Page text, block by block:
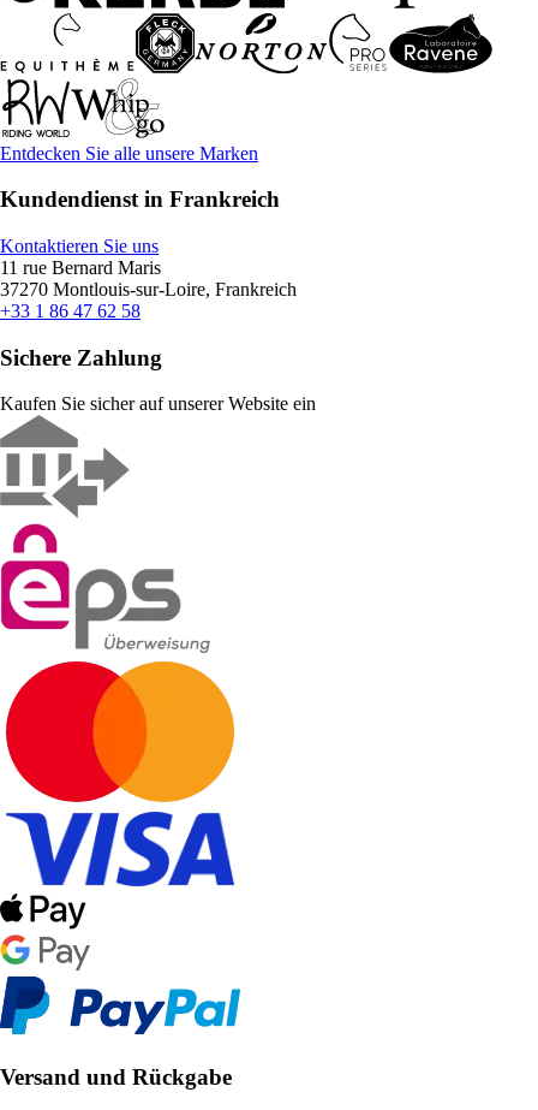
Entdecken Sie alle unsere Marken
Kundendienst in Frankreich
Kontaktieren Sie uns
11 rue Bernard Maris
37270 Montlouis-sur-Loire, Frankreich
+33 1 86 47 62 58
Sichere Zahlung
Kaufen Sie sicher auf unserer Website ein
Versand und Rückgabe